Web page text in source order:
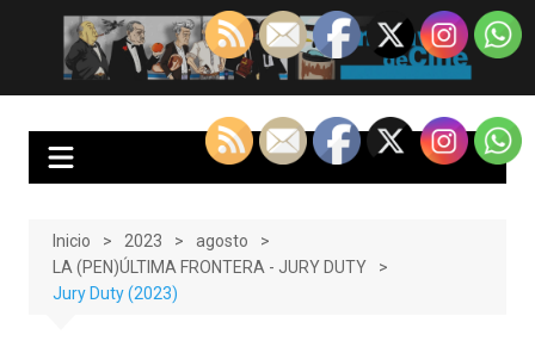
contenido
EnClave de Cine
Crítica cinematográfica y audiovisual. Punto de encuentro para los
Inicio 2023
agosto
LA (PEN)ÚLTIMA FRONTERA - JURY DUTY
Jury Duty (2023)